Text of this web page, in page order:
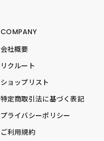
COMPANY
会社概要
リクルート
ショップリスト
特定商取引法に基づく表記
プライバシーポリシー
ご利用規約